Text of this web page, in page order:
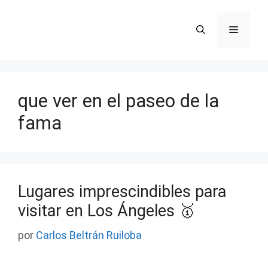
Menú
que ver en el paseo de la
fama
Lugares imprescindibles para
visitar en Los Ángeles 🥇
por Carlos Beltrán Ruiloba